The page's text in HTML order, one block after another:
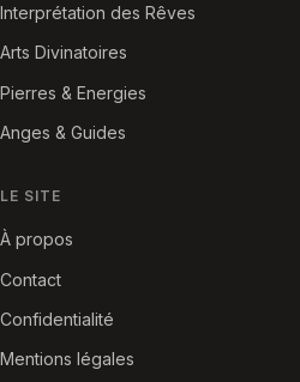
Interprétation des Rêves
Arts Divinatoires
Pierres & Energies
Anges & Guides
LE SITE
À propos
Contact
Confidentialité
Mentions légales